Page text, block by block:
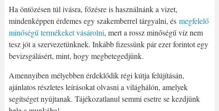
Ha öntözésen túl ivásra, főzésre is használnánk a vizet,
mindenképpen érdemes egy szakemberrel tárgyalni, és megfelelő
minőségű termékeket vásárolni, mert a rossz minőségű víz nem
tesz jót a szervezetünknek. Inkább fizessünk pár ezer forintot egy
bevizsgálásért, mint, hogy megbetegedjünk.
Amennyiben mélyebben érdeklődik régi kútja felújításán,
ajánlatos részletes leírásokat olvasni a világhálón, amelyek
segítséget nyújtanak. Tájékozatlanul semmi esetre se kezdjünk